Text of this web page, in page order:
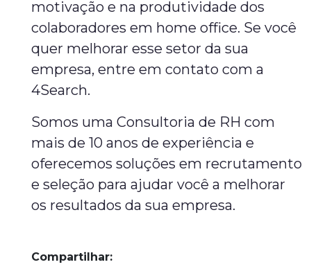
motivação e na produtividade dos
colaboradores em home office. Se você
quer melhorar esse setor da sua
empresa, entre em contato com a
4Search.
Somos uma Consultoria de RH com
mais de 10 anos de experiência e
oferecemos soluções em recrutamento
e seleção para ajudar você a melhorar
os resultados da sua empresa.
Compartilhar: